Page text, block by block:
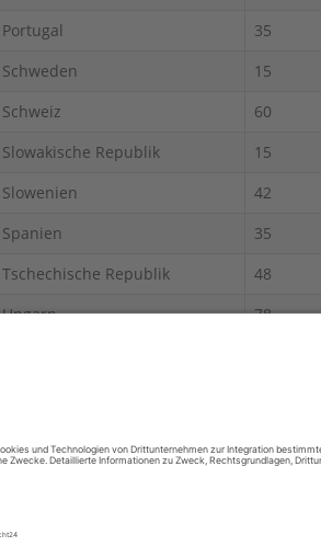
Portugal
35
Schweden
15
Schweiz
60
Slowakische Republik
15
Slowenien
42
Spanien
35
Tschechische Republik
48
Ungarn
78